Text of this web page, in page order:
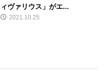
ィヴァリウス」がエ...
2021.10.25